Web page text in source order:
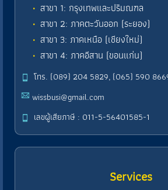
สาขา 1: กรุงเทพและปริมณฑล
สาขา 2: ภาคตะวันออก (ระยอง)
สาขา 3: ภาคเหนือ (เชียงใหม่)
สาขา 4: ภาคอีสาน (ขอนแก่น)
โทร. (089) 204 5829, (065) 590
wissbusi@gmail.com
เลขผู้เสียภาษี : 011-5-56401585-1
Services